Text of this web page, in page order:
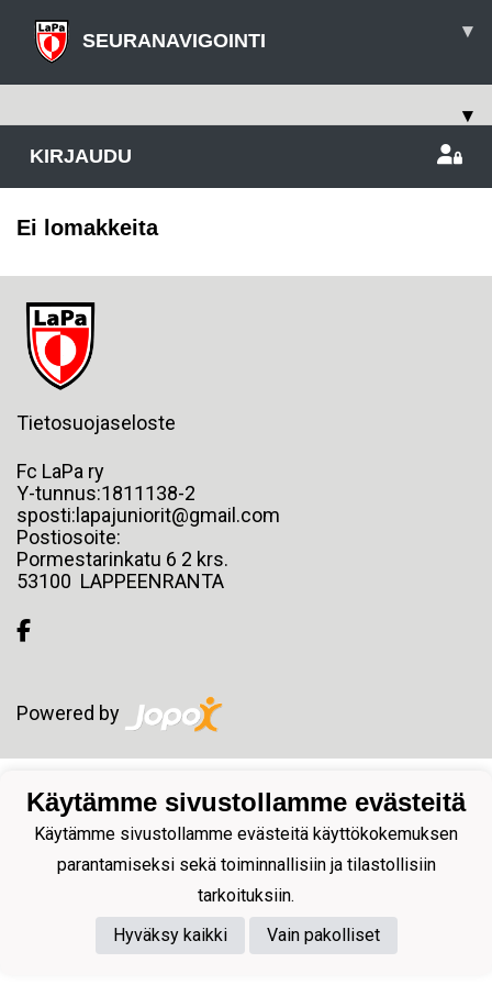
SEURANAVIGOINTI ▾
▾
KIRJAUDU
Ei lomakkeita
Tietosuojaseloste
Fc LaPa ry
Y-tunnus:1811138-2
sposti:lapajuniorit@gmail.com
Postiosoite:
Pormestarinkatu 6 2 krs.
53100 LAPPEENRANTA
Powered by
Käytämme sivustollamme evästeitä
Käytämme sivustollamme evästeitä käyttökokemuksen
parantamiseksi sekä toiminnallisiin ja tilastollisiin
tarkoituksiin.
Hyväksy kaikki
Vain pakolliset